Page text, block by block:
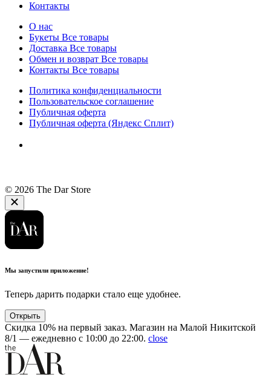
Контакты
О нас
Букеты Все товары
Доставка Все товары
Обмен и возврат Все товары
Контакты Все товары
Политика конфиденциальности
Пользовательское соглашение
Публичная оферта
Публичная оферта (Яндекс Сплит)
© 2026 The Dar Store
Мы запустили приложение!
Теперь дарить подарки стало еще удобнее.
Открыть
Скидка 10% на первый заказ. Магазин на Малой Никитской
8/1 — ежедневно с 10:00 до 22:00. close